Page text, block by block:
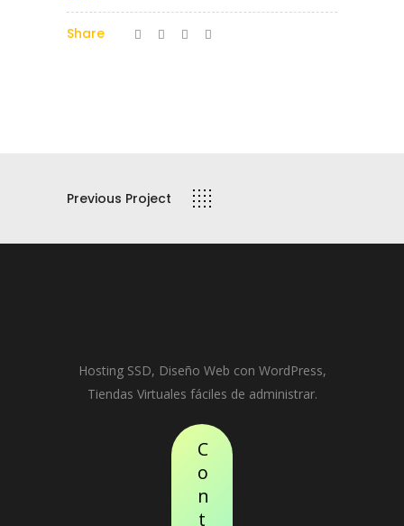
Share
Previous Project
Hosting SSD, Diseño Web con WordPress,
Tiendas Virtuales fáciles de administrar.
C
o
n
t